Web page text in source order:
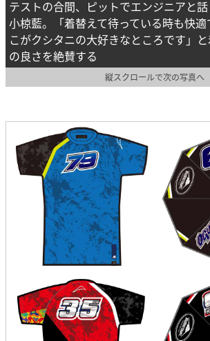
テストの合間、ピットでエンジニアと話
小椋藍。「着替えて待っている時も快適
こがクシタニの大好きなところです」
の良さを絶賛する
縦スクロールで次の写真へ